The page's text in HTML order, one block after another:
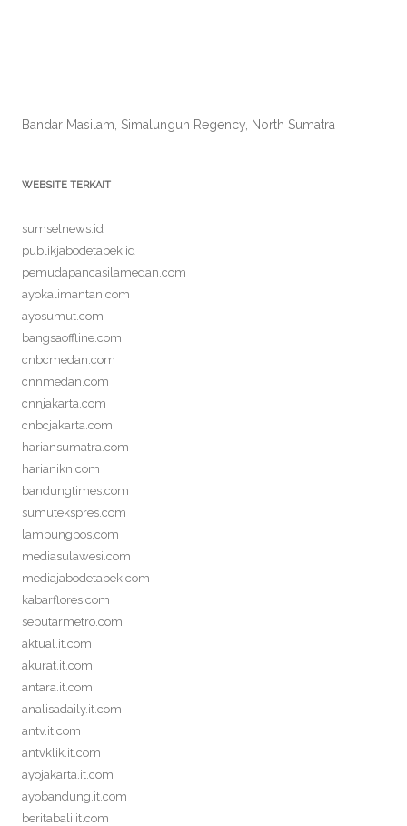
Bandar Masilam, Simalungun Regency, North Sumatra
WEBSITE TERKAIT
sumselnews.id
publikjabodetabek.id
pemudapancasilamedan.com
ayokalimantan.com
ayosumut.com
bangsaoffline.com
cnbcmedan.com
cnnmedan.com
cnnjakarta.com
cnbcjakarta.com
hariansumatra.com
harianikn.com
bandungtimes.com
sumutekspres.com
lampungpos.com
mediasulawesi.com
mediajabodetabek.com
kabarflores.com
seputarmetro.com
aktual.it.com
akurat.it.com
antara.it.com
analisadaily.it.com
antv.it.com
antvklik.it.com
ayojakarta.it.com
ayobandung.it.com
beritabali.it.com